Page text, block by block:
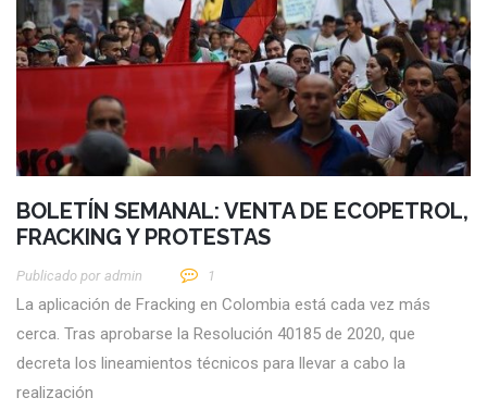
BOLETÍN SEMANAL: VENTA DE ECOPETROL,
FRACKING Y PROTESTAS
Publicado por Admin 1
La aplicación de Fracking en Colombia está cada vez más
cerca. Tras aprobarse la Resolución 40185 de 2020, que
decreta los lineamientos técnicos para llevar a cabo la
realización